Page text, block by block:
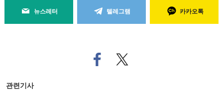
뉴스레터 텔레그램 카카오톡
페
이
트위
터로
관련기사